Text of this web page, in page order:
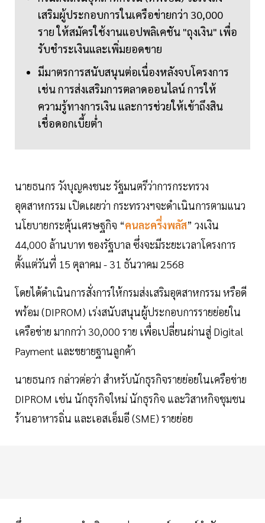
เสริมผู้ประกอบการในเครือข่ายกว่า 30,000
ราย ให้สมัครใช้งานแอปพลิเคชัน "ถุงเงิน" เพื่อ
รับชำระเงินและเพิ่มยอดขาย
มีมาตรการสนับสนุนต่อเนื่องหลังจบโครงการ
เช่น การส่งเสริมการตลาดออนไลน์ การให้
ความรู้ทางการเงิน และการช่วยให้เข้าถึงสิน
เชื่อดอกเบี้ยต่ำ
นายธนกร วังบุญคงชนะ รัฐมนตรีว่าการกระทรวง
อุตสาหกรรม เปิดเผยว่า กระทรวงฯจะดำเนินการตามแนว
นโยบายกระตุ้นเศรษฐกิจ “คนละครึ่งพลัส” วงเงิน
44,000 ล้านบาท ของรัฐบาล ซึ่งจะมีระยะเวลาโครงการ
ตั้งแต่วันที่ 15 ตุลาคม - 31 ธันวาคม 2568
โดยได้ดำเนินการสั่งการให้กรมส่งเสริมอุตสาหกรรม หรือดี
พร้อม (DIPROM) เร่งสนับสนุนผู้ประกอบการรายย่อยใน
เครือข่าย มากกว่า 30,000 ราย เพื่อเปลี่ยนผ่านสู่ Digital
Payment และขยายฐานลูกค้า
​นายธนกร กล่าวต่อว่า สำหรับนักธุรกิจรายย่อยในเครือข่าย
DIPROM เช่น นักธุรกิจใหม่ นักธุรกิจ และวิสาหกิจชุมชน
ร้านอาหารถิ่น และเอสเอ็มอี (SME) รายย่อย